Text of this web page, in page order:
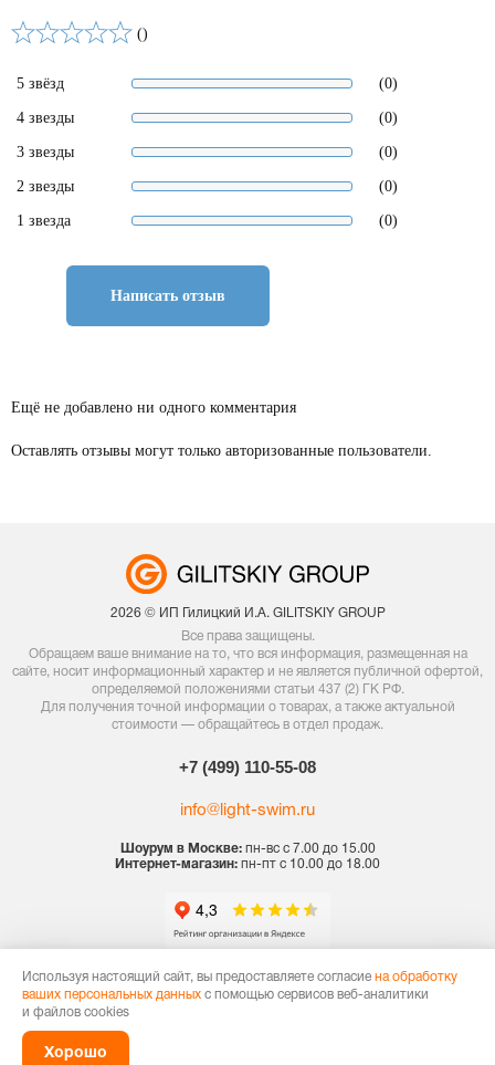
()
5 звёзд (0)
4 звезды (0)
3 звезды (0)
2 звезды (0)
1 звезда (0)
Написать отзыв
Ещё не добавлено ни одного комментария
Оставлять отзывы могут только авторизованные пользователи.
2026 © ИП Гилицкий И.А. GILITSKIY GROUP
Все права защищены.
Обращаем ваше внимание на то, что вся информация, размещенная на
сайте, носит информационный характер и не является публичной офертой,
определяемой положениями статьи 437 (2) ГК РФ.
Для получения точной информации о товарах, а также актуальной
стоимости — обращайтесь в отдел продаж.
+7 (499) 110-55-08
info@light-swim.ru
Шоурум в Москве:пн-вс с 7.00 до 15.00
Интернет-магазин: пн-пт с 10.00 до 18.00
Политика конфиденциальности
Договор оферты
Используя настоящий сайт, вы предоставляете согласие на обработку
ваших персональных данных с помощью сервисов веб-аналитики
и файлов cookies
Хорошо